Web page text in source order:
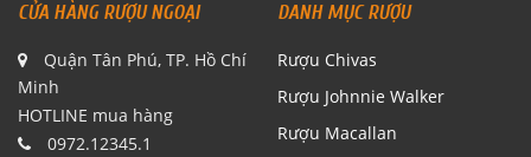
CỬA HÀNG RƯỢU NGOẠI
Quận Tân Phú, TP. Hồ Chí
Minh
HOTLINE mua hàng
0972.12345.1
DANH MỤC RƯỢU
Rượu Chivas
Rượu Johnnie Walker
Rượu Macallan